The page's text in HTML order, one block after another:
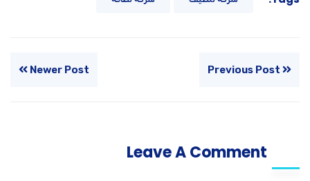
Newer Post
Leave A Comment